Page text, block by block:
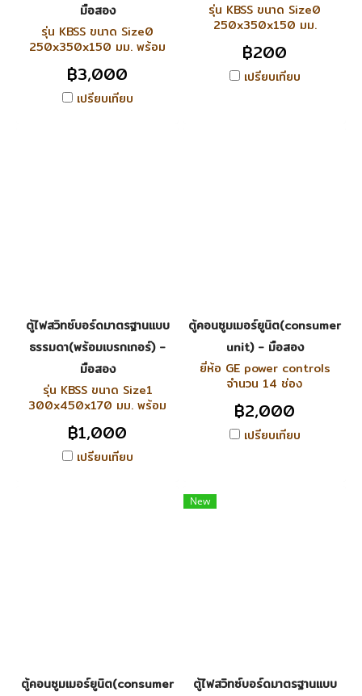
มือสอง
รุ่น KBSS ขนาด Size0
250x350x150 มม. พร้อม
฿3,000
เปรียบเทียบ
รุ่น KBSS ขนาด Size0
250x350x150 มม.
฿200
เปรียบเทียบ
ตู้ไฟสวิทซ์บอร์ดมาตรฐานแบบ
ธรรมดา(พร้อมเบรกเกอร์) -
มือสอง
รุ่น KBSS ขนาด Size1
300x450x170 มม. พร้อม
฿1,000
เปรียบเทียบ
ตู้คอนซูมเมอร์ยูนิต(consumer
unit) - มือสอง
ยี่ห้อ GE power controls
จำนวน 14 ช่อง
฿2,000
เปรียบเทียบ
ตู้คอนซูมเมอร์ยูนิต(consumer
New
ตู้ไฟสวิทซ์บอร์ดมาตรฐานแบบ